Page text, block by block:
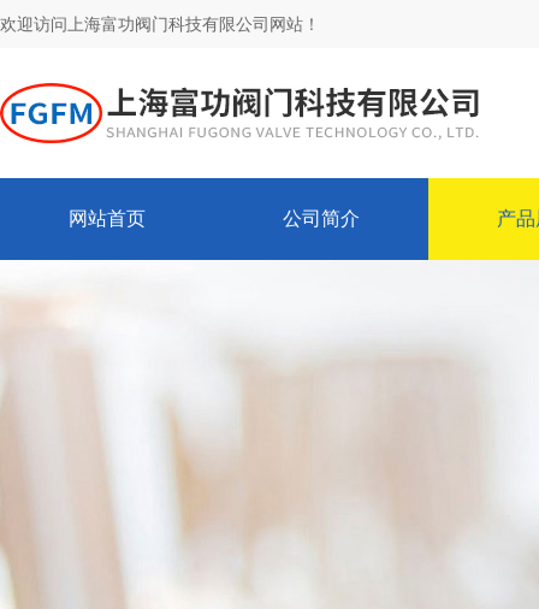
欢迎访问上海富功阀门科技有限公司网站！
网站首页 公司简介 产